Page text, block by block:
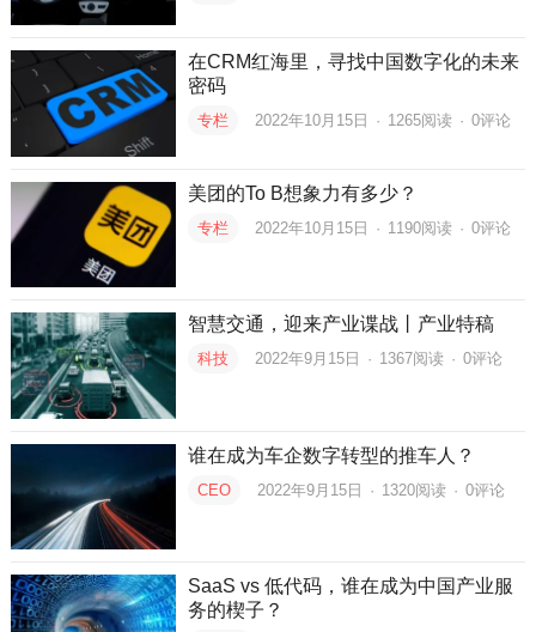
在CRM红海里，寻找中国数字化的未来
密码
专栏 2022年10月15日 · 1265阅读 · 0评论
美团的To B想象力有多少？
专栏 2022年10月15日 · 1190阅读 · 0评论
智慧交通，迎来产业谍战丨产业特稿
科技 2022年9月15日 · 1367阅读 · 0评论
谁在成为车企数字转型的推车人？
CEO 2022年9月15日 · 1320阅读 · 0评论
SaaS vs 低代码，谁在成为中国产业服
务的楔子？